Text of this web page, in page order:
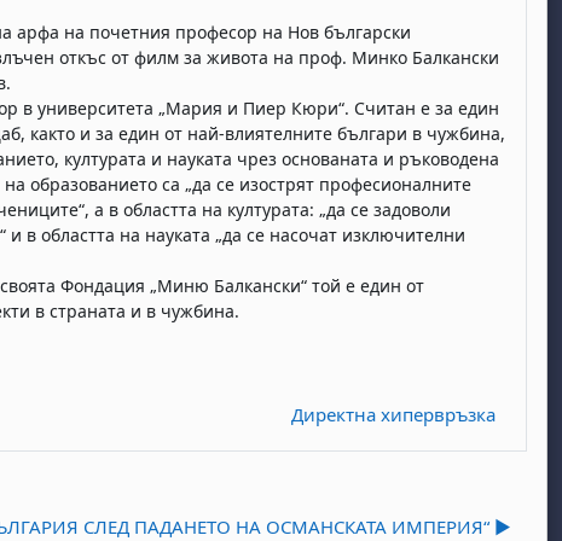
арфа на почетния професор на Нов български
откъс от филм за живота на проф. Минко Балкански
в университета „Мария и Пиер Кюри“. Считан е за един
както и за един от най-влиятелните българи в чужбина,
културата и науката чрез основаната и ръководена
образованието са „да се изострят професионалните
а в областта на културата: „да се задоволи
в областта на науката „да се насочат изключителни
Фондация „Миню Балкански“ той е един от
в страната и в чужбина.
Директна хипервръзка
СЛЕД ПАДАНЕТО НА ОСМАНСКАТА ИМПЕРИЯ“ ▶︎